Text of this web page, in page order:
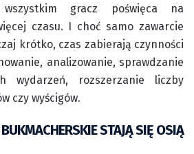
gracz poświęca na
czasu. I choć samo zawarcie
krótko, czas zabierają czynności
analizowanie, sprawdzanie
wydarzeń, rozszerzanie liczby
czy wyścigów.
STAJĄ SIĘ OSIĄ